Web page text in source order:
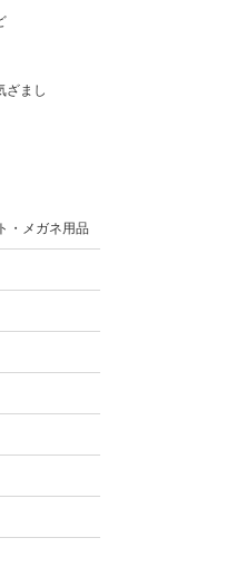
ざまし
・メガネ用品